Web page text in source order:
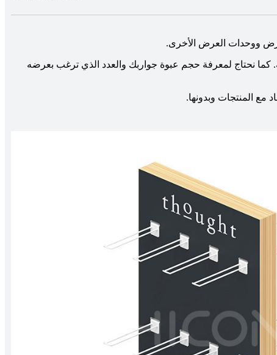
ووحدات العرض الأخرى.
نحتاج لمعرفة حجم عبوة جواربك والعدد الذي ترغب بعرضه
مع المنتجات وبدونها.